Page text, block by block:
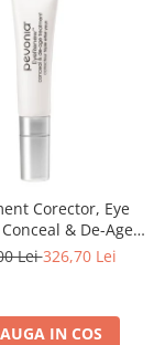
Corector, Eye
& De-Age
- 10 ml
Lei326,70 Lei
IN COS